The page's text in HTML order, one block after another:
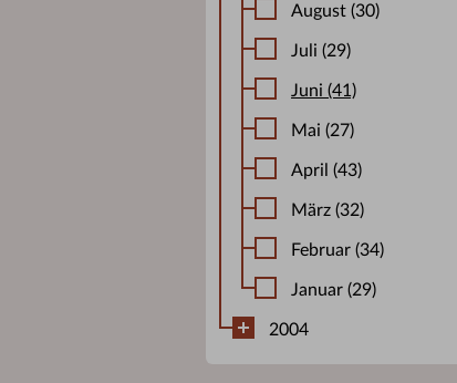
August (30)
Juli (29)
Juni (41)
Mai (27)
April (43)
März (32)
Februar (34)
Januar (29)
2004